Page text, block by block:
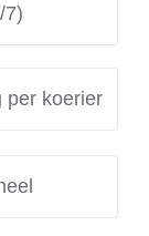
7)
per koerier